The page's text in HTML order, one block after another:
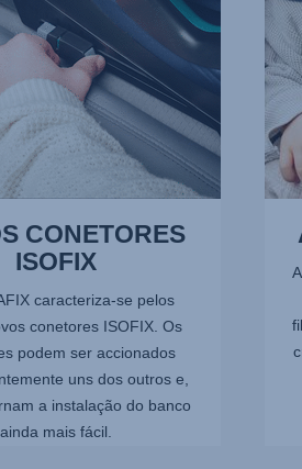
CONETORES
ISOFIX
caracteriza-se pelos
conetores ISOFIX. Os
podem ser accionados
uns dos outros e,
a instalação do banco
ainda mais fácil.